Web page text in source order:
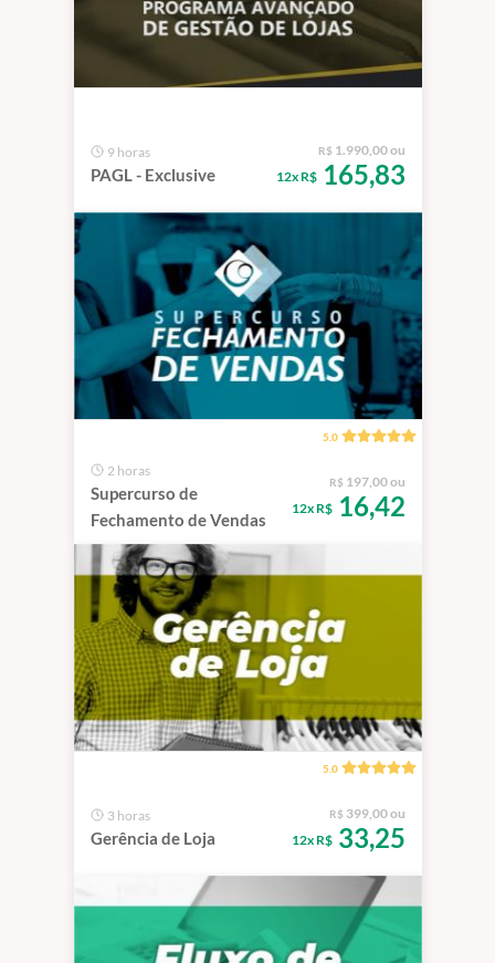
9 horas
PAGL - Exclusive
R$ 1.990,00 ou
12x R$165,83
5.0
2 horas
Supercurso de
Fechamento de Vendas
R$ 197,00 ou
12x R$16,42
5.0
3 horas
Gerência de Loja
R$ 399,00 ou
12x R$33,25